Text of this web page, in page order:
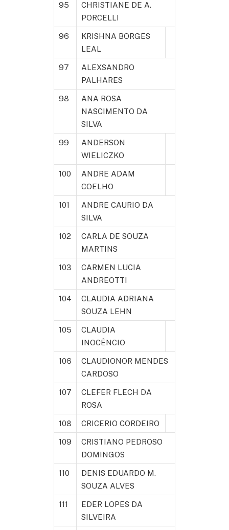
95
CHRISTIANE DE A.
PORCELLI
96
KRISHNA BORGES
LEAL
97
ALEXSANDRO
PALHARES
98
ANA ROSA
NASCIMENTO DA
SILVA
99
ANDERSON
WIELICZKO
100
ANDRE ADAM
COELHO
101
ANDRE CAURIO DA
SILVA
102
CARLA DE SOUZA
MARTINS
103
CARMEN LUCIA
ANDREOTTI
104
CLAUDIA ADRIANA
SOUZA LEHN
105
CLAUDIA
INOCÊNCIO
106
CLAUDIONOR MENDES
CARDOSO
107
CLEFER FLECH DA
ROSA
108 CRICERIO CORDEIRO
109
CRISTIANO PEDROSO
DOMINGOS
110
DENIS EDUARDO M.
SOUZA ALVES
111
EDER LOPES DA
SILVEIRA